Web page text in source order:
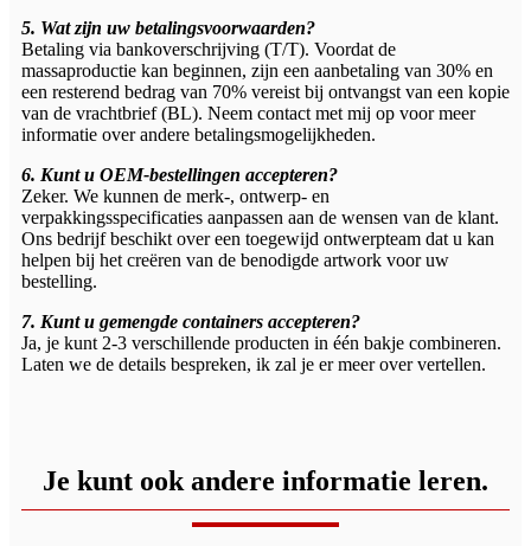
5. Wat zijn uw betalingsvoorwaarden?
Betaling via bankoverschrijving (T/T). Voordat de
massaproductie kan beginnen, zijn een aanbetaling van 30% en
een resterend bedrag van 70% vereist bij ontvangst van een kopie
van de vrachtbrief (BL). Neem contact met mij op voor meer
informatie over andere betalingsmogelijkheden.
6. Kunt u OEM-bestellingen accepteren?
Zeker. We kunnen de merk-, ontwerp- en
verpakkingsspecificaties aanpassen aan de wensen van de klant.
Ons bedrijf beschikt over een toegewijd ontwerpteam dat u kan
helpen bij het creëren van de benodigde artwork voor uw
bestelling.
7. Kunt u gemengde containers accepteren?
Ja, je kunt 2-3 verschillende producten in één bakje combineren.
Laten we de details bespreken, ik zal je er meer over vertellen.
Je kunt ook andere informatie leren.